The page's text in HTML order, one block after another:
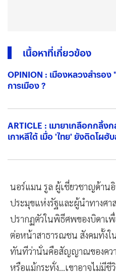
เนื้อหาที่เกี่ยวข้อง
OPINION : เมืองหลวงสำร
การเมือง ?
ARTICLE : เมายาเกลือกกลิ้
เกาหลีใต้ เมื่อ 'ไทย' ยังติดโผฮั
นอร์แมน รูล ผู้เชี่ยวชาญด้าน
ประมุขแห่งรัฐและผู้นำทางศา
ปรากฏตัวในพิธีศพของบิดาเ
ต่อหน้าสาธารณชน สังคมทั้งใ
ทันทีว่านั่นคือสัญญาณของคว
หรือแม้กระทั่ง...เขาอาจไม่มีชี